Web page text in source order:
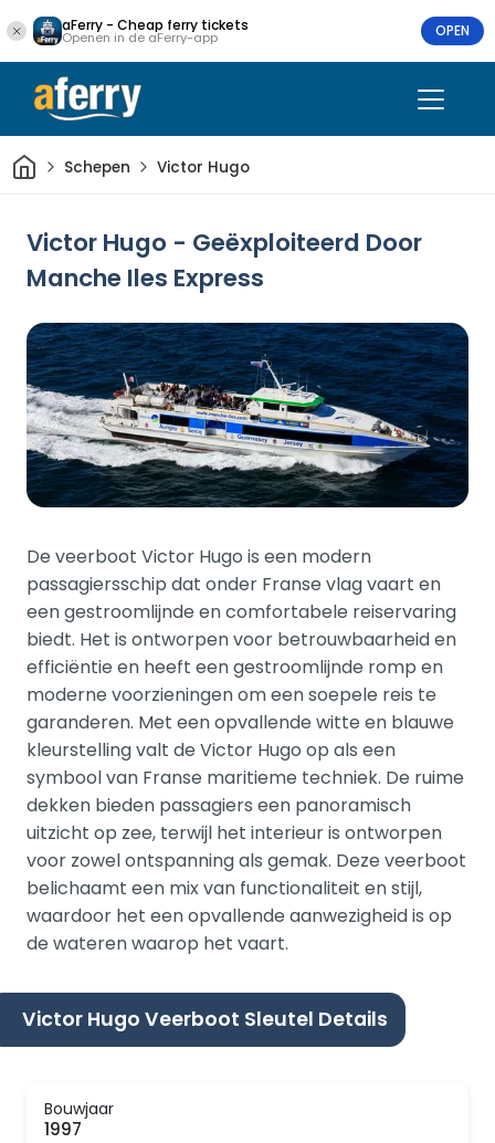
aFerry - Cheap ferry tickets
Openen in de aFerry-app OPEN
ThuisSchepen Victor Hugo
Victor Hugo - Geëxploiteerd Door
Manche Iles Express
De veerboot Victor Hugo is een modern
passagiersschip dat onder Franse vlag vaart en
een gestroomlijnde en comfortabele reiservaring
biedt. Het is ontworpen voor betrouwbaarheid en
efficiëntie en heeft een gestroomlijnde romp en
moderne voorzieningen om een soepele reis te
garanderen. Met een opvallende witte en blauwe
kleurstelling valt de Victor Hugo op als een
symbool van Franse maritieme techniek. De ruime
dekken bieden passagiers een panoramisch
uitzicht op zee, terwijl het interieur is ontworpen
voor zowel ontspanning als gemak. Deze veerboot
belichaamt een mix van functionaliteit en stijl,
waardoor het een opvallende aanwezigheid is op
de wateren waarop het vaart.
Victor Hugo Veerboot Sleutel Details
Bouwjaar
1997